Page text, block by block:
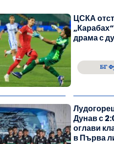
ЦСКА
драма с
БГ
Дунав с
оглави
в Първа